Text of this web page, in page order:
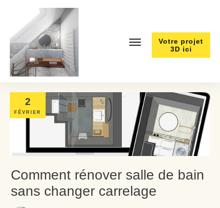
Votre projet
3D ici
2
FÉVRIER
Comment rénover salle de bain
sans changer carrelage